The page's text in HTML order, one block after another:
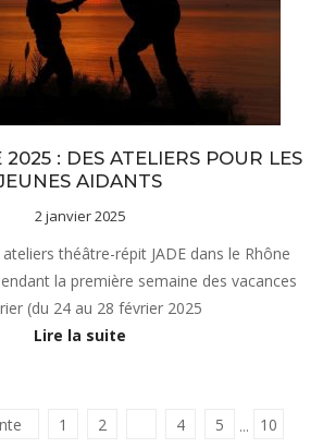
2025 : DES ATELIERS POUR LES
AIDANTS
2 janvier 2025
théâtre-répit JADE dans le Rhône
la première semaine des vacances
(du 24 au 28 février 2025
Lire la suite
1 2 4 5 ··· 10